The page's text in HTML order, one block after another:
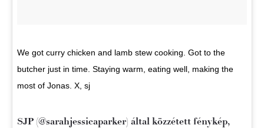
We got curry chicken and lamb stew cooking. Got to the
butcher just in time. Staying warm, eating well, making the
most of Jonas. X, sj
SJP (@sarahjessicaparker) által közzétett fénykép,